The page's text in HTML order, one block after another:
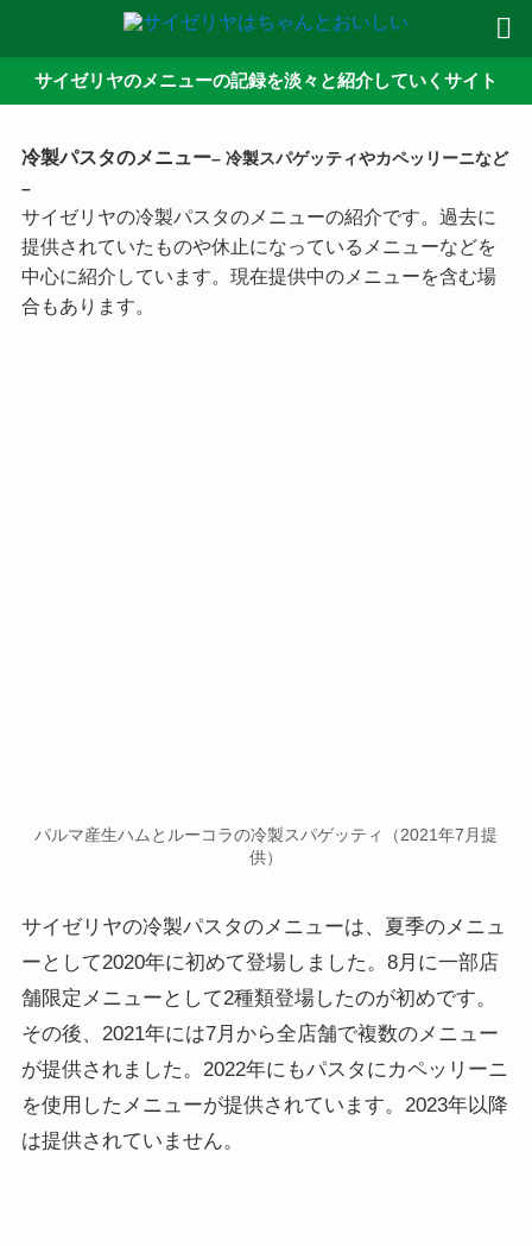
サイゼリヤのメニューの記録を淡々と紹介していくサイト
冷製パスタのメニュー– 冷製スパゲッティやカペッリーニなど
–
サイゼリヤの冷製パスタのメニューの紹介です。過去に
提供されていたものや休止になっているメニューなどを
中心に紹介しています。現在提供中のメニューを含む場
合もあります。
パルマ産生ハムとルーコラの冷製スパゲッティ（2021年7月提
供）
サイゼリヤの冷製パスタのメニューは、夏季のメニュ
ーとして2020年に初めて登場しました。8月に一部店
舗限定メニューとして2種類登場したのが初めです。
その後、2021年には7月から全店舗で複数のメニュー
が提供されました。2022年にもパスタにカペッリーニ
を使用したメニューが提供されています。2023年以降
は提供されていません。